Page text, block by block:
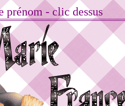
prénom - clic dessus